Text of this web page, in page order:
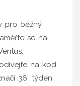
pro běžný
se na
na kód
36. týden